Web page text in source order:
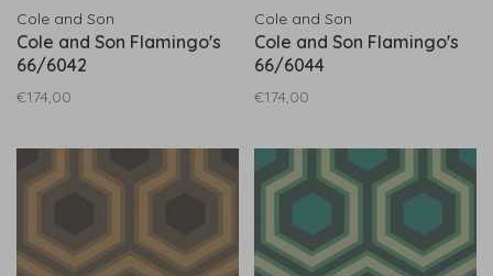
Cole and Son
Cole and Son Flamingo's
66/6042
€174,00
Cole and Son
Cole and Son Flamingo's
66/6044
€174,00